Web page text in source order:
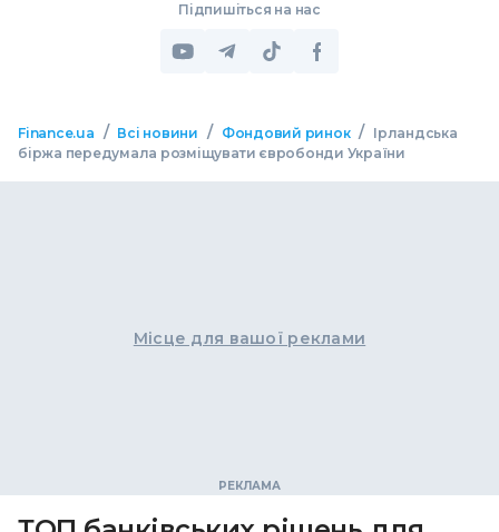
Підпишіться на нас
Finance.ua / Всі новини / Фондовий ринок / Ірландська
біржа передумала розміщувати євробонди України
Місце для вашої реклами